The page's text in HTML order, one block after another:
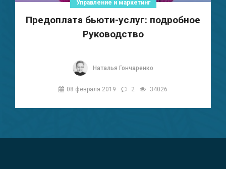
Управление и маркетинг
Предоплата бьюти-услуг: подробное
Руководство
Наталья Гончаренко
08 февраля 2019 2 34026